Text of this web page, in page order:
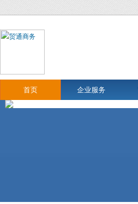
首页 企业服务